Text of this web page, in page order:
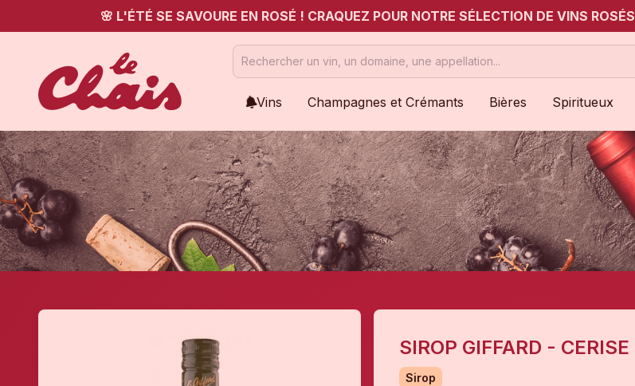
🌸 L'ÉTÉ SE SAVOURE EN ROSÉ ! CRAQUEZ POUR NOTRE SÉLECTION DE VINS ROSÉS
Vins Champagnes et Crémants Bières Spiritueux
SIROP GIFFARD - CERISE
Sirop